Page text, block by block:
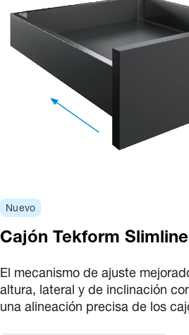
Nuevo
Cajón Tekform
El mecanismo de ajuste
altura, lateral y de inclinación
una alineación precisa de los